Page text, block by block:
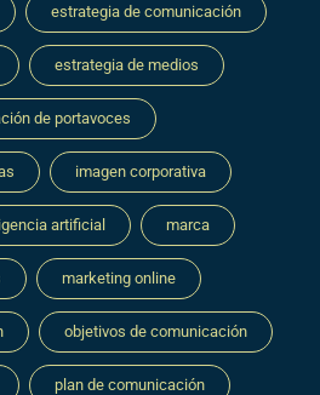
estrategia de comunicación
estrategia de medios
de portavoces
imagen corporativa
artificial marca
marketing online
objetivos de comunicación
plan de comunicación